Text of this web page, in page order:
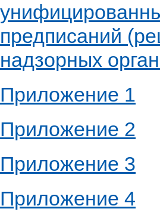
предписаний
надзорных
Приложение 1
Приложение 2
Приложение 3
Приложение 4